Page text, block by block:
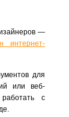
—
интернет-
для
или веб-
с